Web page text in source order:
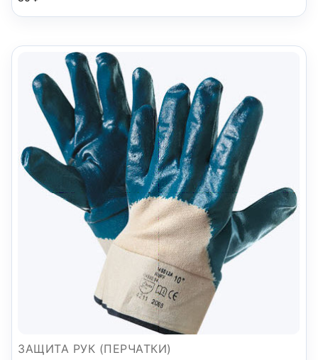
ЗАЩИТА РУК (ПЕРЧАТКИ)